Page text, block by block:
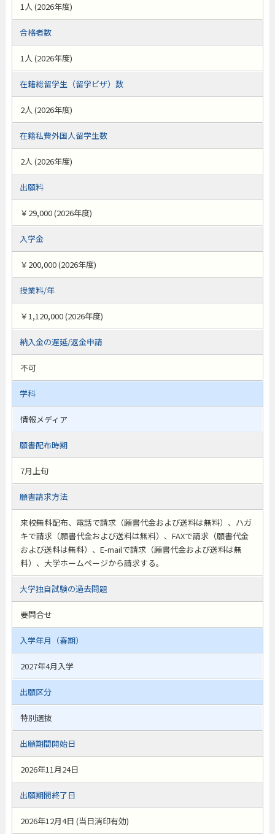
1人 (2026年度)
合格者数
1人 (2026年度)
在籍総留学生（留学ビザ）数
2人 (2026年度)
在籍私費外国人留学生数
2人 (2026年度)
出願料
￥29,000 (2026年度)
入学金
￥200,000 (2026年度)
授業料/年
￥1,120,000 (2026年度)
納入金の遅延/返金申請
不可
学科
情報メディア
願書配布時期
7月上旬
願書請求方法
来校無料配布、電話で請求（願書代金および送料は無料）、ハガ
キで請求（願書代金および送料は無料）、FAXで請求（願書代金
および送料は無料）、E-mailで請求（願書代金および送料は無
料）、大学ホームページから請求する。
大学独自試験の過去問題
要問合せ
入学年月（春期）
2027年4月入学
出願区分
特別選抜
出願期間開始日
2026年11月24日
出願期間終了日
2026年12月4日 (当日消印有効)